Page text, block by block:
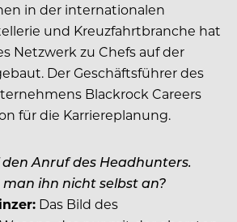
in der internationalen
und Kreuzfahrtbranche hat
Netzwerk zu Chefs auf der
Der Geschäftsführer des
Blackrock Careers
für die Karriereplanung.
Anruf des Headhunters.
ihn nicht selbst an?
Das Bild des